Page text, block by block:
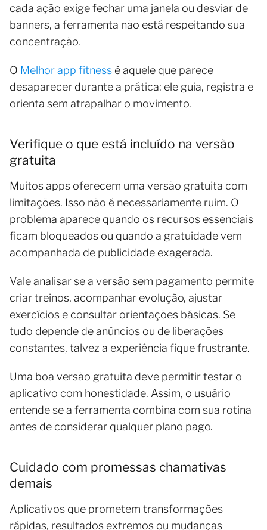
cada ação exige fechar uma janela ou desviar de
banners, a ferramenta não está respeitando sua
concentração.
O Melhor app fitness é aquele que parece
desaparecer durante a prática: ele guia, registra e
orienta sem atrapalhar o movimento.
Verifique o que está incluído na versão
gratuita
Muitos apps oferecem uma versão gratuita com
limitações. Isso não é necessariamente ruim. O
problema aparece quando os recursos essenciais
ficam bloqueados ou quando a gratuidade vem
acompanhada de publicidade exagerada.
Vale analisar se a versão sem pagamento permite
criar treinos, acompanhar evolução, ajustar
exercícios e consultar orientações básicas. Se
tudo depende de anúncios ou de liberações
constantes, talvez a experiência fique frustrante.
Uma boa versão gratuita deve permitir testar o
aplicativo com honestidade. Assim, o usuário
entende se a ferramenta combina com sua rotina
antes de considerar qualquer plano pago.
Cuidado com promessas chamativas
demais
Aplicativos que prometem transformações
rápidas, resultados extremos ou mudanças